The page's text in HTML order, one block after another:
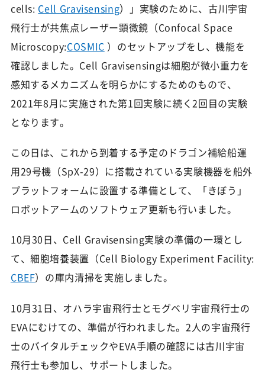
cells: Cell Gravisensing）」実験のために、古川宇宙
飛行士が共焦点レーザー顕微鏡（Confocal Space
Microscopy:COSMIC ）のセットアップをし、機能を
確認しました。Cell Gravisensingは細胞が微小重力を
感知するメカニズムを明らかにするためのもので、
2021年8月に実施された第1回実験に続く2回目の実験
となります。
この日は、これから到着する予定のドラゴン補給船運
用29号機（SpX-29）に搭載されている実験機器を船外
プラットフォームに設置する準備として、「きぼう」
ロボットアームのソフトウェア更新も行いました。
10月30日、Cell Gravisensing実験の準備の一環とし
て、細胞培養装置（Cell Biology Experiment Facility:
CBEF）の庫内清掃を実施しました。
10月31日、オハラ宇宙飛行士とモグベリ宇宙飛行士の
EVAにむけての、準備が行われました。2人の宇宙飛行
士のバイタルチェックやEVA手順の確認には古川宇宙
飛行士も参加し、サポートしました。